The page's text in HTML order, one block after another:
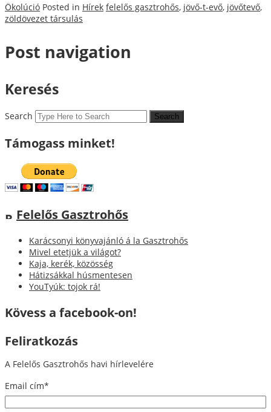
Ökolúció Posted in Hírek felelős gasztrohős, jövő-t-evő, jövőtevő,
zöldövezet társulás
Post navigation
Keresés
Search
Támogass minket!
Felelős Gasztrohős
Karácsonyi könyvajánló á la Gasztrohős
Mivel etetjük a világot?
Kaja, kerék, közösség
Hátizsákkal húsmentesen
YouTyúk: tojok rá!
Kövess a facebook-on!
Feliratkozás
A Felelős Gasztrohős havi hírlevelére
Email cím*